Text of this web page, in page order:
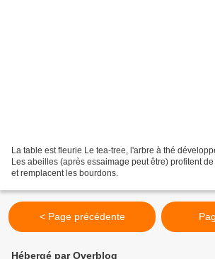
La table est fleurie Le tea-tree, l'arbre à thé
Les abeilles (après essaimage peut être) profitent
et remplacent les bourdons.
< Page précédente
Hébergé par Overblog